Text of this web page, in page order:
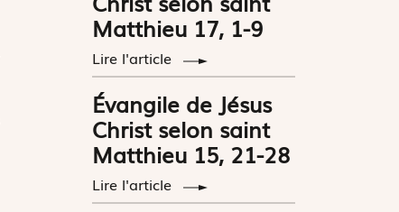
Matthieu 17, 1-9
Lire l'article
Évangile de Jésus
Christ selon saint
Matthieu 15, 21-28
Lire l'article